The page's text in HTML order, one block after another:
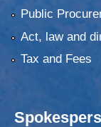
Public
Act, law and
Tax and Fees